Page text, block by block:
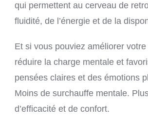
qui permettent au cerveau de
fluidité, de l’énergie et de la
Et si vous pouviez améliorer
réduire la charge mentale et
pensées claires et des émotions
Moins de surchauffe mentale.
d’efficacité et de confort.